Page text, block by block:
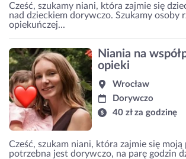
Cześć, szukamy niani, która zajmie się
nad dzieckiem dorywczo. Szukamy osoby
opiekuńczej...
Niania na
opieki
Wrocław
Dorywczo
40 zł za godzinę
Cześć, szukam niani, która zajmie się
potrzebna jest dorywczo, na parę godzin